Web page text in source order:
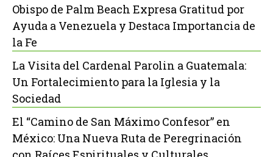
Obispo de Palm Beach Expresa Gratitud por
Ayuda a Venezuela y Destaca Importancia de
la Fe
La Visita del Cardenal Parolin a Guatemala:
Un Fortalecimiento para la Iglesia y la
Sociedad
El “Camino de San Máximo Confesor” en
México: Una Nueva Ruta de Peregrinación